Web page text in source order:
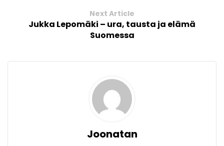
Next Article
Jukka Lepomäki – ura, tausta ja elämä
Suomessa
Joonatan